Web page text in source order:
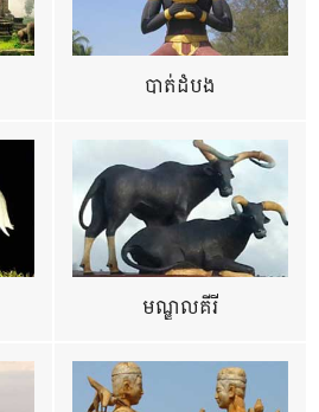
បាត់ដំបង
មណ្ឌលគីរី